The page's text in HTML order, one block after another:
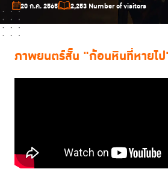
20 ก.ค. 2565 2,253 Number of visitors
ภาพยนตร์สั้น "ก้อนหินที่หายไ